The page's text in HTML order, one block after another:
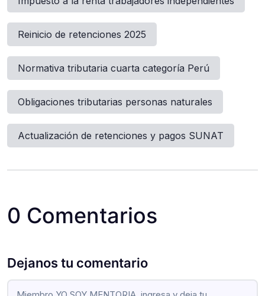
Reinicio de retenciones 2025
Normativa tributaria cuarta categoría Perú
Obligaciones tributarias personas naturales
Actualización de retenciones y pagos SUNAT
0 Comentarios
Dejanos tu comentario